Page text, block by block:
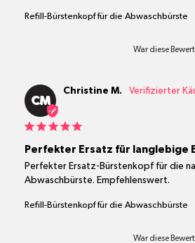
Refill-Bürstenkopf für die Abwaschbürste
War diese
CM
Christine M.
Perfekter Ersatz für langlebige
Perfekter Ersatz-Bürstenkopf für die
Abwaschbürste. Empfehlenswert.
Refill-Bürstenkopf für die Abwaschbürste
War diese